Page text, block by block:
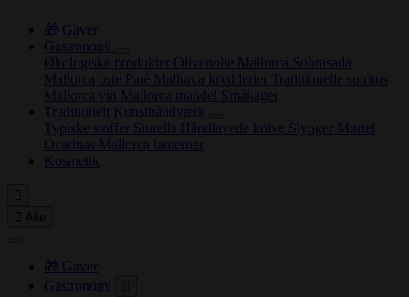
🎁 Gaver
Gastronomi
Økologiske produkter Olivenolie Mallorca Sobrasada
Mallorca oste Paté Mallorca krydderier
Traditionelle spiritus
Mallorca vin
Mallorca mandel
Småkager
Traditionelt Kunsthåndværk
Typiske stoffer
Siurells Håndlavede knive Slynger
Mørtel
Ocarinas Mallorca lanterner
Kosmetik
🎁 Gaver
Gastronomi